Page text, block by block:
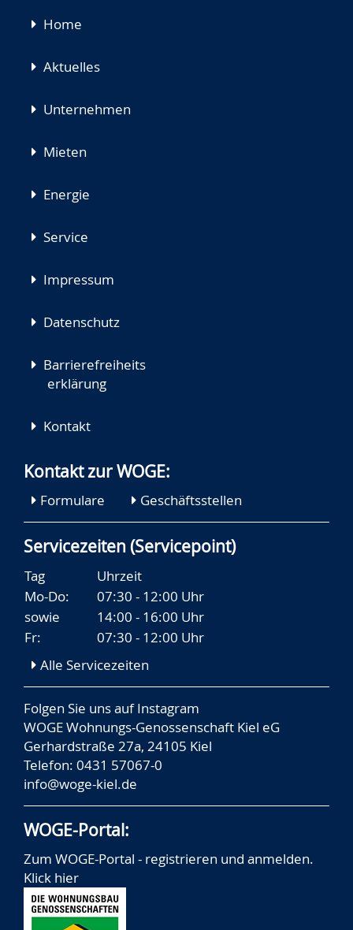
Navigation
Home
Aktuelles
Unternehmen
Mieten
Energie
Service
Impressum
Datenschutz
Barrierefreiheits
erklärung
Kontakt
Kontakt zur WOGE:
Formulare Geschäftsstellen
Servicezeiten (Servicepoint)
Tag
Uhrzeit
Mo-Do:
07:30 - 12:00 Uhr
sowie
14:00 - 16:00 Uhr
Fr:
07:30 - 12:00 Uhr
Alle Servicezeiten
Folgen Sie uns aufInstagram
WOGE Wohnungs-Genossenschaft Kiel eG
Gerhardstraße 27a, 24105 Kiel
Telefon: 0431 57067-0
info@woge-kiel.de
WOGE-Portal:
Zum WOGE-Portal - registrieren und anmelden.
Klick hier